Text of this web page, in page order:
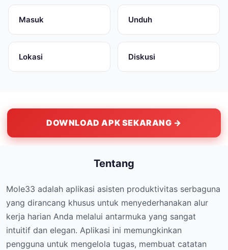
Masuk Unduh
Lokasi Diskusi
DOWNLOAD APK SEKARANG →
Tentang
Mole33 adalah aplikasi asisten produktivitas serbaguna
yang dirancang khusus untuk menyederhanakan alur
kerja harian Anda melalui antarmuka yang sangat
intuitif dan elegan. Aplikasi ini memungkinkan
pengguna untuk mengelola tugas, membuat catatan